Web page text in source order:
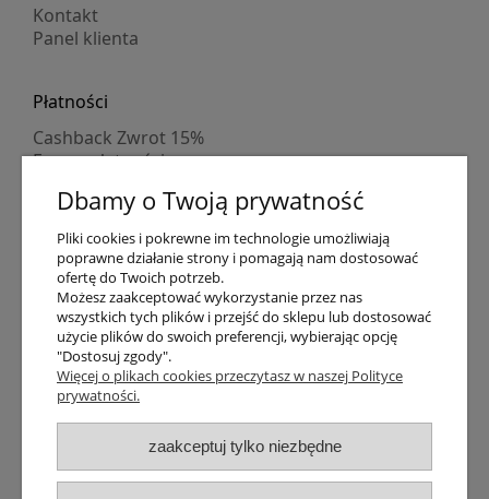
Kontakt
Panel klienta
Płatności
Cashback Zwrot 15%
Formy płatności
Numer konta
PayPo kupujesz, nie płacisz
Progi rabatowe
Promocje
Dostawa
Czas wysyłki
Dostawa
Śledzenie przesyłki GLS
Śledzenie przesyłki DPD
Shipping abroad
Dbamy o Twoją prywatność
Pliki cookies i pokrewne im technologie umożliwiają
poprawne działanie strony i pomagają nam dostosować
ofertę do Twoich potrzeb.
Możesz zaakceptować wykorzystanie przez nas
wszystkich tych plików i przejść do sklepu lub dostosować
użycie plików do swoich preferencji, wybierając opcję
"Dostosuj zgody".
Więcej o plikach cookies przeczytasz w naszej Polityce
prywatności.
zaakceptuj tylko niezbędne